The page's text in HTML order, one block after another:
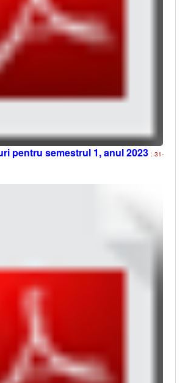
pentru semestrul 1, anul 2023 : 31-